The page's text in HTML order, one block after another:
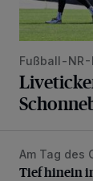
Fußball-NR-
Tief hinein
Am Tag des
Tief hinein